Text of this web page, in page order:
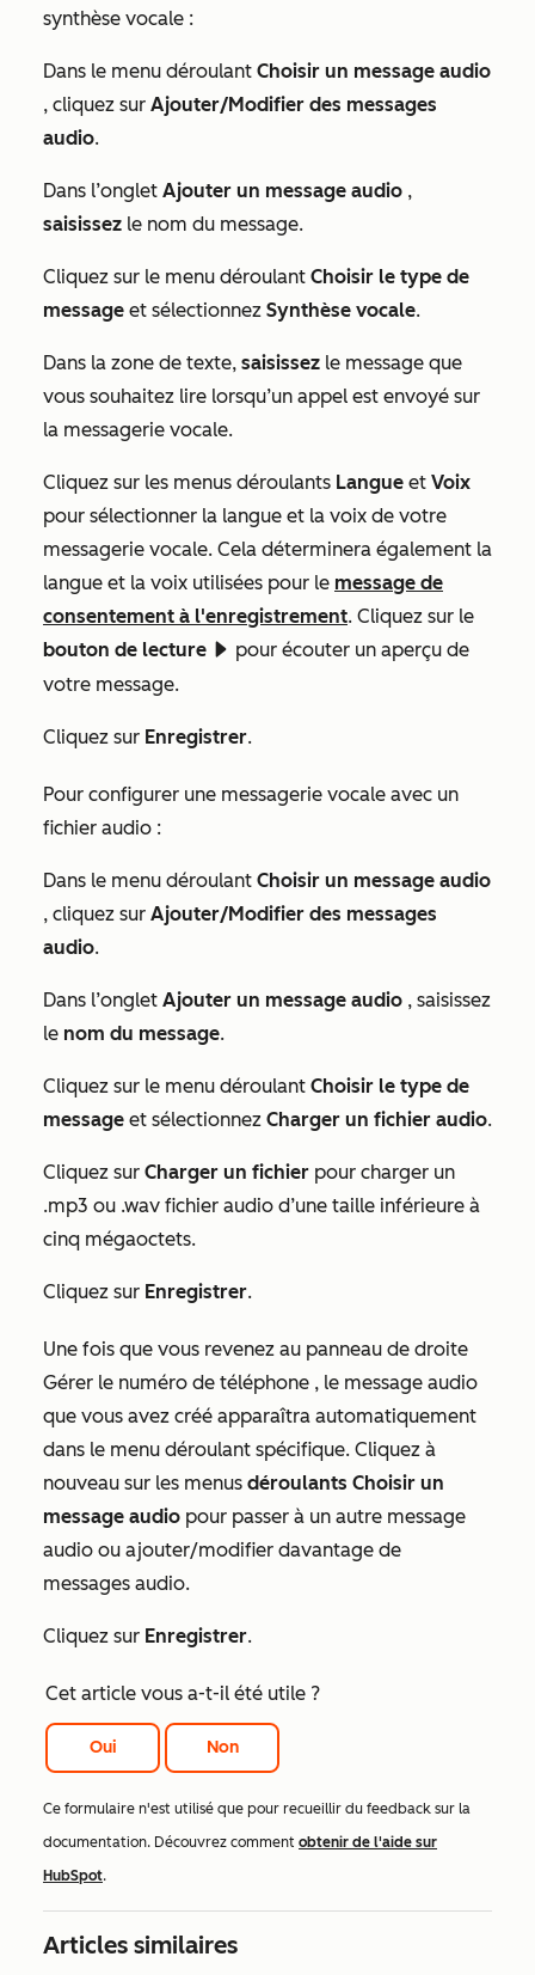
synthèse vocale :
Dans le menu déroulant Choisir un message audio
, cliquez sur Ajouter/Modifier des messages
audio.
Dans l’onglet Ajouter un message audio ,
saisissez le nom du message.
Cliquez sur le menu déroulant Choisir le type de
message et sélectionnez Synthèse vocale.
Dans la zone de texte, saisissez le message que
vous souhaitez lire lorsqu’un appel est envoyé sur
la messagerie vocale.
Cliquez sur les menus déroulants Langue et Voix
pour sélectionner la langue et la voix de votre
messagerie vocale. Cela déterminera également la
langue et la voix utilisées pour le message de
consentement à l'enregistrement. Cliquez sur le
bouton de lecture
playerPlay pour écouter un aperçu de
votre message.
Cliquez sur Enregistrer.
Pour configurer une messagerie vocale avec un
fichier audio :
Dans le menu déroulant Choisir un message audio
, cliquez sur Ajouter/Modifier des messages
audio.
Dans l’onglet Ajouter un message audio , saisissez
le nom du message.
Cliquez sur le menu déroulant Choisir le type de
message et sélectionnez Charger un fichier audio.
Cliquez sur Charger un fichier pour charger un
.mp3 ou .wav fichier audio d’une taille inférieure à
cinq mégaoctets.
Cliquez sur Enregistrer.
Une fois que vous revenez au panneau de droite
Gérer le numéro de téléphone , le message audio
que vous avez créé apparaîtra automatiquement
dans le menu déroulant spécifique. Cliquez à
nouveau sur les menus déroulants Choisir un
message audio pour passer à un autre message
audio ou ajouter/modifier davantage de
messages audio.
Cliquez sur Enregistrer.
Cet article vous a-t-il été utile ?
Oui Non
Ce formulaire n'est utilisé que pour recueillir du feedback sur la
documentation. Découvrez comment obtenir de l'aide sur
HubSpot.
Articles similaires